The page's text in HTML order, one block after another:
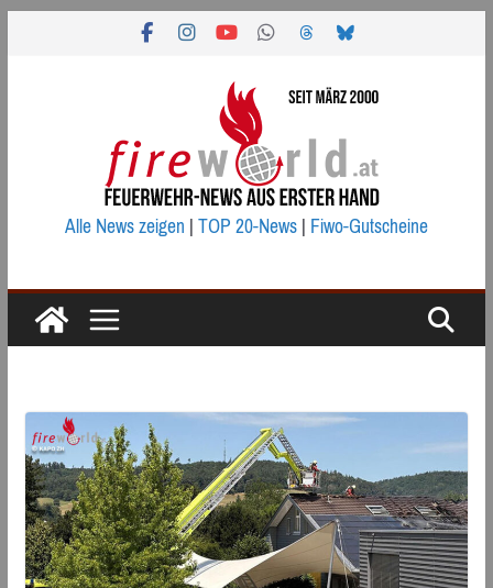
Alle News zeigen|TOP 20-News|Fiwo-Gutscheine